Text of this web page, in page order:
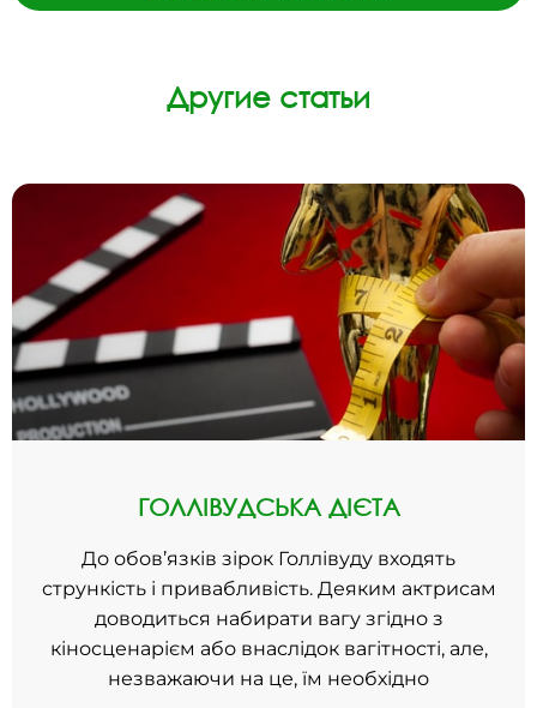
Другие статьи
ГОЛЛІВУДСЬКА ДІЄТА
До обов’язків зірок Голлівуду входять
стрункість і привабливість. Деяким актрисам
доводиться набирати вагу згідно з
кіносценарієм або внаслідок вагітності, але,
незважаючи на це, їм необхідно